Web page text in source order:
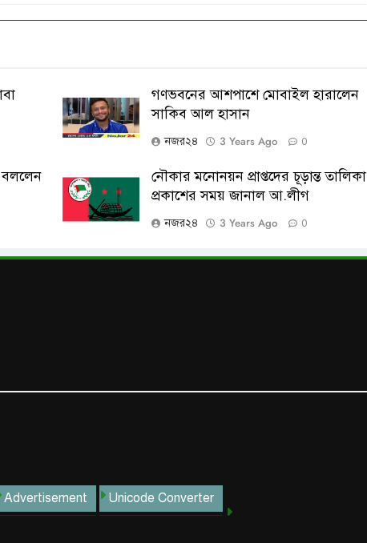
গণভবনের আশপাশে মোবাইল হারালেন
সাকিব আল হাসান
নজর২৪ 3 Years Ago 0
বললেন
নৌকার মনোনয়ন প্রাপ্তদের চূড়ান্ত তালিকা
প্রকাশের সময় জানাল আ.লীগ
নজর২৪ 3 Years Ago 0
Advertisement Unicode Converter